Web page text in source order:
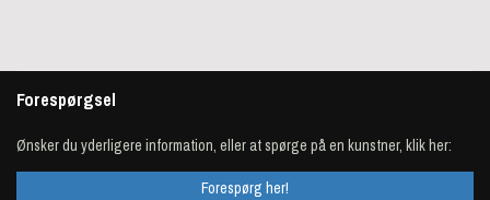
Forespørgsel
Ønsker du yderligere information, eller at spørge på en kunstner, klik her:
Forespørg her!